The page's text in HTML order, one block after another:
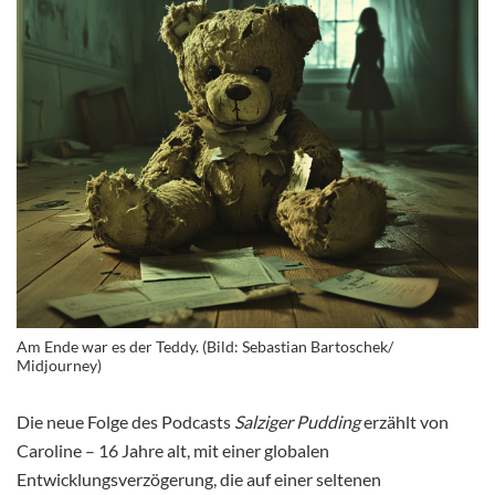
Am Ende war es der Teddy. (Bild: Sebastian Bartoschek/
Midjourney)
Die neue Folge des Podcasts Salziger Puddingerzählt von
Caroline – 16 Jahre alt, mit einer globalen
Entwicklungsverzögerung, die auf einer seltenen